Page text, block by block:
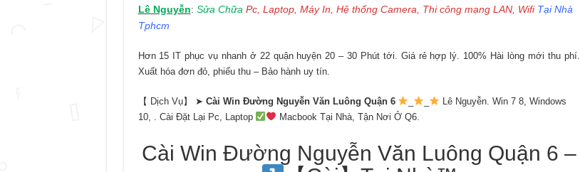
Lê Nguyễn: Sửa Chữa Pc, Laptop, Máy In, Hệ thống Camera, Thi công mạng LAN, Wifi Tại Nhà
Tphcm
Hơn 15 IT phục vụ nhanh ở 22 quận huyện 20 – 30 Phút tới. Giá rẻ hợp lý. 100% Hài lòng mới thu phí.
Xuất hóa đơn đỏ, phiếu thu – Bảo hành uy tín.
【 Dịch Vụ】 ➤ Cài Win Đường Nguyễn Văn Luông Quận 6
Lê Nguyễn. Win 7 8, Windows
10, . Cài Đặt Lại Pc, Laptop
Macbook Tại Nhà, Tận Nơi Ở Q6.
Cài Win Đường Nguyễn Văn Luông Quận 6 –